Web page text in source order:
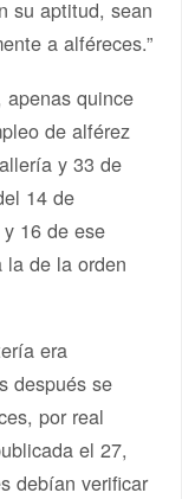
su aptitud, sean
a alféreces.”
quince
de alférez
y 33 de
14 de
16 de ese
la de la orden
era
después se
por real
el 27,
debían verificar